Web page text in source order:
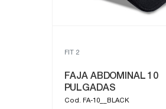
FIT 2
FAJA ABDOMINAL 10
PULGADAS
Cod. FA-10__BLACK